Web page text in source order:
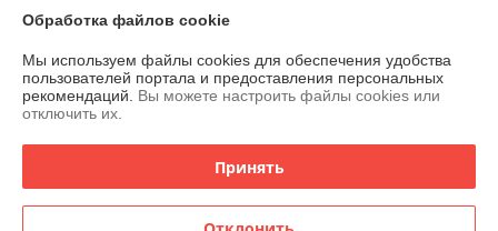
Контакты
Доставка и оплата
График работы
Политика обработки cookies
Обработка файлов cookie
Мы используем файлы cookies для обеспечения удобства
пользователей портала и предоставления персональных
рекомендаций. Вы можете настроить файлы cookies или
отключить их.
Принять